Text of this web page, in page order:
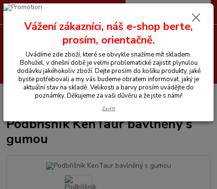
Hledat
+420 605 255 500 0 Kč
Vše pro koně Podbříšníky
Podbřišník KenTaur bavlněný s
Podbřišník KenTaur bavlněný s
gumou
Vážení zákazníci, náš e-shop berte,
prosím, orientačně.
Uvádíme zde zboží, které se obvykle snažíme mít skladem.
Bohužel, v dnešní době je velmi problematické zajistit plynulou
dodávku jakéhokoliv zboží. Dejte prosím do košíku produkty, jaké
byste potřebovali a my vás budeme obratem informovat, jaký je
aktuální stav na skladě. Velikosti a barvy prosím uvádějte do
poznámky. Děkujeme za vaši důvěru a že jste s námi!
Zavřít